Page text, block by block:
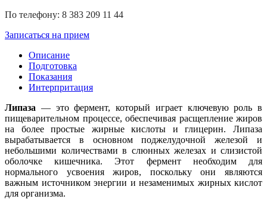
По телефону: 8 383 209 11 44
Записаться на прием
Описание
Подготовка
Показания
Интерпритация
Липаза — это фермент, который играет ключевую роль в
пищеварительном процессе, обеспечивая расщепление жиров
на более простые жирные кислоты и глицерин. Липаза
вырабатывается в основном поджелудочной железой и
небольшими количествами в слюнных железах и слизистой
оболочке кишечника. Этот фермент необходим для
нормального усвоения жиров, поскольку они являются
важным источником энергии и незаменимых жирных кислот
для организма.